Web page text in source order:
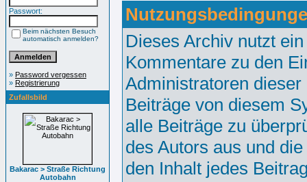
Passwort:
Beim nächsten Besuch
automatisch anmelden?
» Password vergessen
» Registrierung
Zufallsbild
Bakarac > Straße Richtung
Autobahn
Dieses Archiv nutzt
Kommentare zu den
Administratoren
Beiträge von diesem
alle Beiträge zu
des Autors aus und
den Inhalt jedes